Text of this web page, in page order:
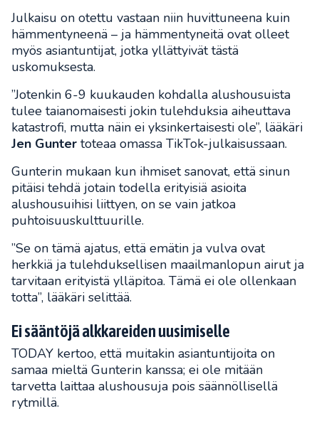
Julkaisu on otettu vastaan niin huvittuneena kuin
hämmentyneenä – ja hämmentyneitä ovat olleet
myös asiantuntijat, jotka yllättyivät tästä
uskomuksesta.
”Jotenkin 6-9 kuukauden kohdalla alushousuista
tulee taianomaisesti jokin tulehduksia aiheuttava
katastrofi, mutta näin ei yksinkertaisesti ole”, lääkäri
Jen Gunter toteaa omassa TikTok-julkaisussaan.
Gunterin mukaan kun ihmiset sanovat, että sinun
pitäisi tehdä jotain todella erityisiä asioita
alushousuihisi liittyen, on se vain jatkoa
puhtoisuuskulttuurille.
”Se on tämä ajatus, että emätin ja vulva ovat
herkkiä ja tulehduksellisen maailmanlopun airut ja
tarvitaan erityistä ylläpitoa. Tämä ei ole ollenkaan
totta”, lääkäri selittää.
Ei sääntöjä alkkareiden uusimiselle
TODAY kertoo, että muitakin asiantuntijoita on
samaa mieltä Gunterin kanssa; ei ole mitään
tarvetta laittaa alushousuja pois säännöllisellä
rytmillä.